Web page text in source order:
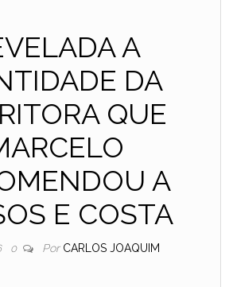
A
DA
QUE
A
E COSTA
0 Por CARLOS JOAQUIM